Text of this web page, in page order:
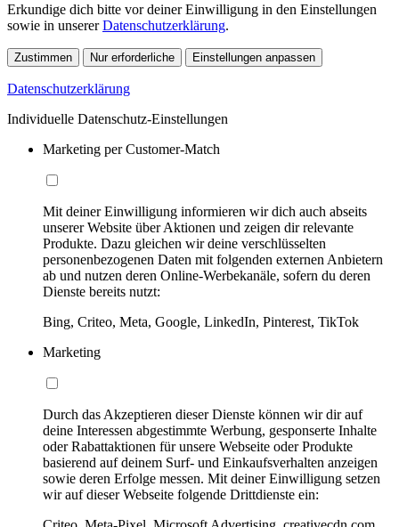
Erkundige dich bitte vor deiner Einwilligung in den Einstellungen
sowie in unsererDatenschutzerklärung.
Zustimmen Nur erforderliche Einstellungen anpassen
Datenschutzerklärung
Individuelle Datenschutz-Einstellungen
Marketing per Customer-Match
Mit deiner Einwilligung informieren wir dich auch abseits
unserer Website über Aktionen und zeigen dir relevante
Produkte. Dazu gleichen wir deine verschlüsselten
personenbezogenen Daten mit folgenden externen Anbietern
ab und nutzen deren Online-Werbekanäle, sofern du deren
Dienste bereits nutzt:
Bing, Criteo, Meta, Google, LinkedIn, Pinterest, TikTok
Marketing
Durch das Akzeptieren dieser Dienste können wir dir auf
deine Interessen abgestimmte Werbung, gesponserte Inhalte
oder Rabattaktionen für unsere Webseite oder Produkte
basierend auf deinem Surf- und Einkaufsverhalten anzeigen
sowie deren Erfolge messen. Mit deiner Einwilligung setzen
wir auf dieser Webseite folgende Drittdienste ein: